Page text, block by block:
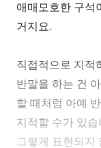
애매모호한 구석
거지요.
직접적으로 지적
반말을 하는 건
할 때처럼 아예
지적할 수가 있
그렇게 표현되지